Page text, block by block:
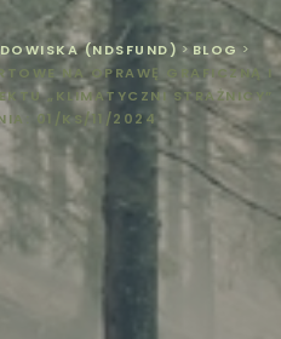
(NDSFUND) >BLOG >
NA OPRAWĘ GRAFICZNĄ I
„KLIMATYCZNI STRAŻNICY”
01/KS/11/2024